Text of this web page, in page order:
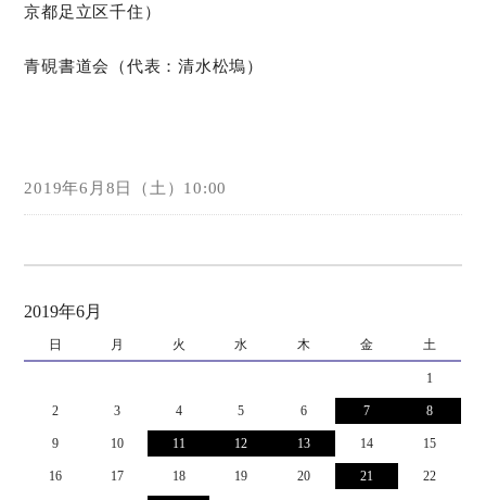
京都足立区千住）
青硯書道会（代表：清水松塢）
2019年6月8日（土）10:00
2019年6月
日 月 火 水 木 金 土
1
2 3 4 5 6 7 8
9 10 11 12 13 14 15
16 17 18 19 20 21 22
お問い合わせ